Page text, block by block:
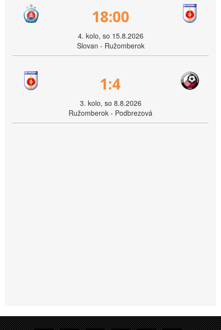
18:00
4. kolo, so 15.8.2026
Slovan - Ružomberok
1:4
3. kolo, so 8.8.2026
Ružomberok - Podbrezová